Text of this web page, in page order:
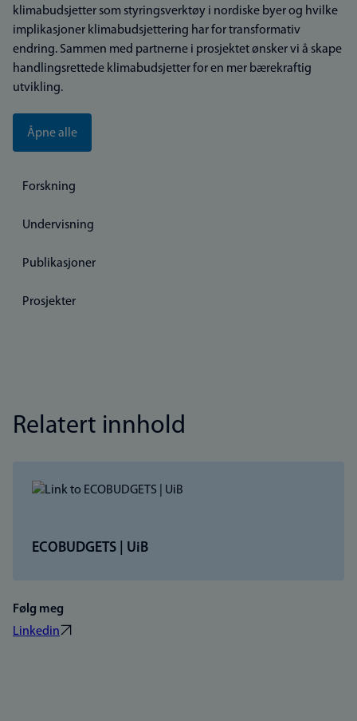
klimabudsjetter som styringsverktøy i nordiske byer og hvilke
implikasjoner klimabudsjettering har for transformativ
endring. Sammen med partnerne i prosjektet ønsker vi å skape
handlingsrettede klimabudsjetter for en mer bærekraftig
utvikling.
Åpne alle
Forskning
Undervisning
Publikasjoner
Prosjekter
Relatert innhold
ECOBUDGETS | UiB
Følg meg
Linkedin